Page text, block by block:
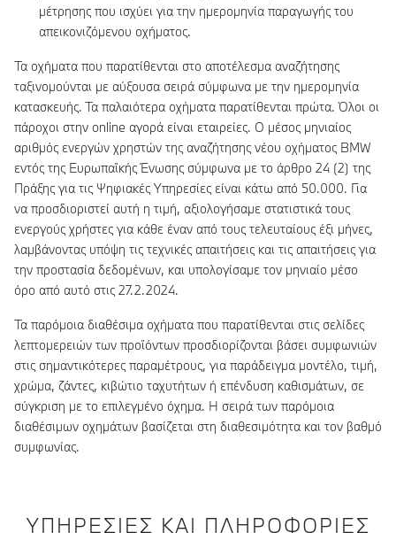
μέτρησης που ισχύει για την ημερομηνία παραγωγής του
απεικονιζόμενου οχήματος.
Τα οχήματα που παρατίθενται στο αποτέλεσμα αναζήτησης
ταξινομούνται με αύξουσα σειρά σύμφωνα με την ημερομηνία
κατασκευής. Τα παλαιότερα οχήματα παρατίθενται πρώτα. Όλοι οι
πάροχοι στην online αγορά είναι εταιρείες. Ο μέσος μηνιαίος
αριθμός ενεργών χρηστών της αναζήτησης νέου οχήματος BMW
εντός της Ευρωπαϊκής Ένωσης σύμφωνα με το άρθρο 24 (2) της
Πράξης για τις Ψηφιακές Υπηρεσίες είναι κάτω από 50.000. Για
να προσδιοριστεί αυτή η τιμή, αξιολογήσαμε στατιστικά τους
ενεργούς χρήστες για κάθε έναν από τους τελευταίους έξι μήνες,
λαμβάνοντας υπόψη τις τεχνικές απαιτήσεις και τις απαιτήσεις για
την προστασία δεδομένων, και υπολογίσαμε τον μηνιαίο μέσο
όρο από αυτό στις 27.2.2024.
Τα παρόμοια διαθέσιμα οχήματα που παρατίθενται στις σελίδες
λεπτομερειών των προϊόντων προσδιορίζονται βάσει συμφωνιών
στις σημαντικότερες παραμέτρους, για παράδειγμα μοντέλο, τιμή,
χρώμα, ζάντες, κιβώτιο ταχυτήτων ή επένδυση καθισμάτων, σε
σύγκριση με το επιλεγμένο όχημα. Η σειρά των παρόμοια
διαθέσιμων οχημάτων βασίζεται στη διαθεσιμότητα και τον βαθμό
συμφωνίας.
ΥΠΗΡΕΣΙΕΣ ΚΑΙ ΠΛΗΡΟΦΟΡΙΕΣ